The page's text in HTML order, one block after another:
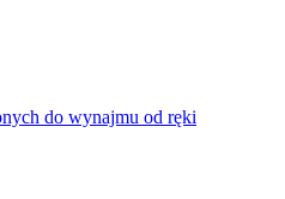
do wynajmu od ręki